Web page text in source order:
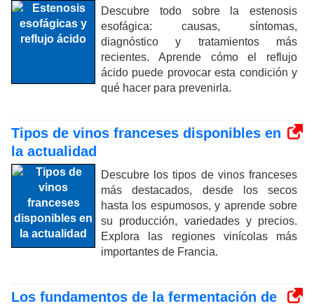
Descubre todo sobre la estenosis
esofágica: causas, síntomas,
diagnóstico y tratamientos más
recientes. Aprende cómo el reflujo
ácido puede provocar esta condición y
qué hacer para prevenirla.
Tipos de vinos franceses disponibles en
la actualidad
Descubre los tipos de vinos franceses
más destacados, desde los secos
hasta los espumosos, y aprende sobre
su producción, variedades y precios.
Explora las regiones vinícolas más
importantes de Francia.
Los fundamentos de la fermentación de